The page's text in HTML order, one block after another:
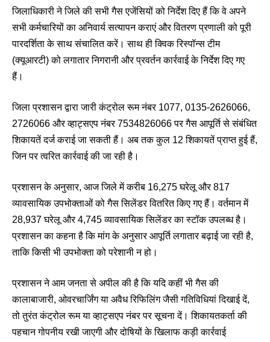
जिलाधिकारी ने जिले की सभी गैस एजेंसियों को निर्देश दिए हैं कि वे अपने
सभी कर्मचारियों का अनिवार्य सत्यापन कराएं और वितरण प्रणाली को पूरी
पारदर्शिता के साथ संचालित करें। साथ ही क्विक रिस्पॉन्स टीम
(क्यूआरटी) को लगातार निगरानी और प्रवर्तन कार्रवाई के निर्देश दिए गए
हैं।
जिला प्रशासन द्वारा जारी कंट्रोल रूम नंबर 1077, 0135-2626066,
2726066 और व्हाट्सएप नंबर 7534826066 पर गैस आपूर्ति से संबंधित
शिकायतें दर्ज कराई जा सकती हैं। अब तक कुल 12 शिकायतें प्राप्त हुई हैं,
जिन पर त्वरित कार्रवाई की जा रही है।
प्रशासन के अनुसार, आज जिले में करीब 16,275 घरेलू और 817
व्यावसायिक उपभोक्ताओं को गैस सिलेंडर वितरित किए गए हैं। वर्तमान में
28,937 घरेलू और 4,745 व्यावसायिक सिलेंडर का स्टॉक उपलब्ध है।
प्रशासन का कहना है कि मांग के अनुसार आपूर्ति लगातार बढ़ाई जा रही है,
ताकि किसी भी उपभोक्ता को परेशानी न हो।
प्रशासन ने आम जनता से अपील की है कि यदि कहीं भी गैस की
कालाबाजारी, ओवरचार्जिंग या अवैध रिफिलिंग जैसी गतिविधियां दिखाई दें,
तो तुरंत कंट्रोल रूम या व्हाट्सएप नंबर पर सूचना दें। शिकायतकर्ता की
पहचान गोपनीय रखी जाएगी और दोषियों के खिलाफ कड़ी कार्रवाई